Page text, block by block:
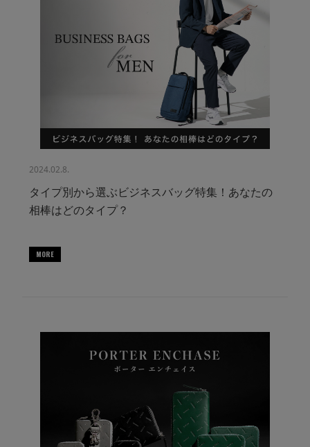
2024.02.8.
タイプ別から選ぶビジネスバッグ特集！あなたの
相棒はどのタイプ？
MORE